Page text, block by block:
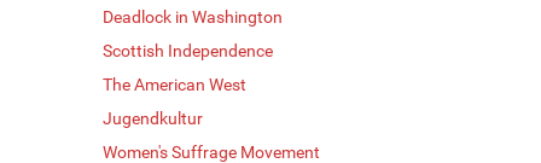
Deadlock in Washington
Scottish Independence
The American West
Jugendkultur
Women's Suffrage Movement